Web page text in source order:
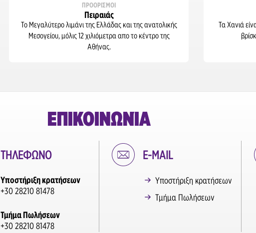
ΠΡΟΟΡΙΣΜΟΙ
Πειραιάς
Το Μεγαλύτερο λιμάνι της Ελλάδας και της ανατολικής
Μεσογείου, μόλις 12 χιλιόμετρα απο το κέντρο της
Αθήνας.
Τα Χανιά
ΕΠΙΚΟΙΝΩΝΊΑ
ΤΗΛΕΦΩΝΟ
Υποστήριξη κρατήσεων
+30 28210 81478
Τμήμα Πωλήσεων
+30 28210 81478
E-MAIL
Υποστήριξη κρατήσεων
Τμήμα Πωλήσεων